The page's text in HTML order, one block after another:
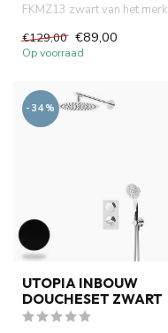
FKMZ13 zwart van het merk
messing m...
€129,00 €89,00
Op voorraad
-34%
UTOPIA INBOUW
DOUCHESET ZWART